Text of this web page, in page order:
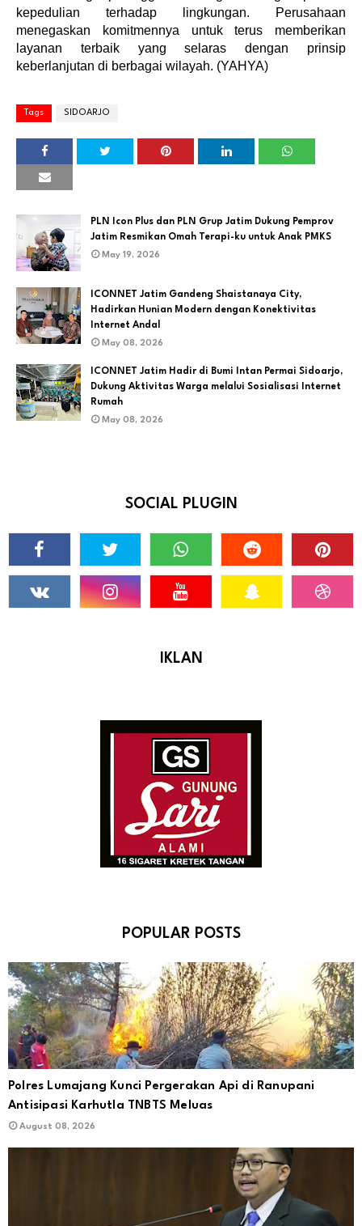
kepedulian terhadap lingkungan. Perusahaan
menegaskan komitmennya untuk terus memberikan
layanan terbaik yang selaras dengan prinsip
keberlanjutan di berbagai wilayah. (YAHYA)
Tags SIDOARJO
PLN Icon Plus dan PLN Grup Jatim Dukung Pemprov
Jatim Resmikan Omah Terapi-ku untuk Anak PMKS
May 19, 2026
ICONNET Jatim Gandeng Shaistanaya City,
Hadirkan Hunian Modern dengan Konektivitas
Internet Andal
May 08, 2026
ICONNET Jatim Hadir di Bumi Intan Permai Sidoarjo,
Dukung Aktivitas Warga melalui Sosialisasi Internet
Rumah
May 08, 2026
SOCIAL PLUGIN
IKLAN
POPULAR POSTS
Polres Lumajang Kunci Pergerakan Api di Ranupani
Antisipasi Karhutla TNBTS Meluas
August 08, 2026